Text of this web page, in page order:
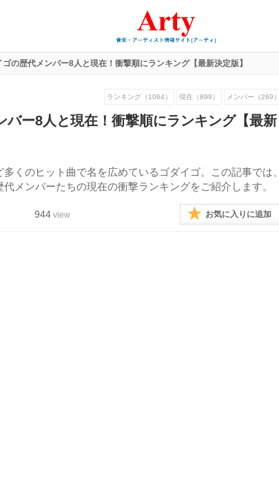
ゴの歴代メンバー8人と現在！衝撃順にランキング【最新決定版】
ランキング（1064） 現在（899） メンバー（269）
バー8人と現在！衝撃順にランキング【最新
くのヒット曲で名を広めているゴダイゴ。この記事では、
メンバーたちの現在の衝撃ランキングをご紹介します。
944 view お気に入りに追加